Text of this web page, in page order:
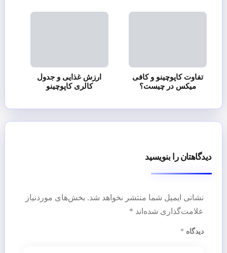
تفاوت کاپوچینو و کافی
میکس در چیست؟
ارزش غذایی و جدول
کالری کاپوچینو
دیدگاهتان را بنویسید
نشانی ایمیل شما منتشر نخواهد شد. بخش‌های موردنیاز
علامت‌گذاری شده‌اند *
دیدگاه *